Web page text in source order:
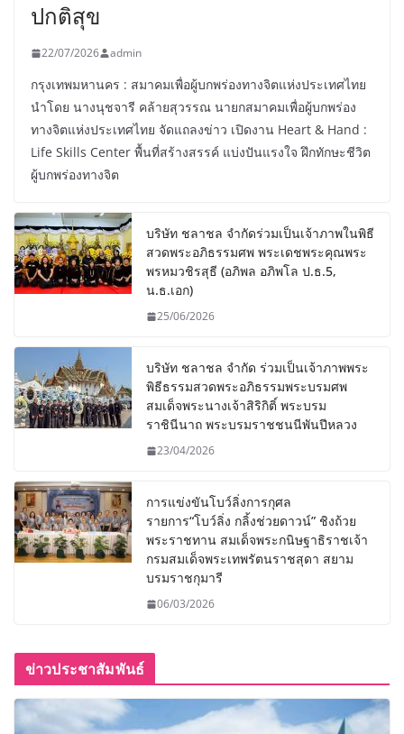
ปกติสุข
22/07/2026 admin
กรุงเทพมหานคร : สมาคมเพื่อผู้บกพร่องทางจิตแห่งประเทศไทย
นำโดย นางนุชจารี คล้ายสุวรรณ นายกสมาคมเพื่อผู้บกพร่อง
ทางจิตแห่งประเทศไทย จัดแถลงข่าว เปิดงาน Heart & Hand :
Life Skills Center พื้นที่สร้างสรรค์ แบ่งปันแรงใจ ฝึกทักษะชีวิต
ผู้บกพร่องทางจิต
บริษัท ชลาชล จำกัดร่วมเป็นเจ้าภาพในพิธี
สวดพระอภิธรรมศพ พระเดชพระคุณพระ
พรหมวชิรสุธี (อภิพล อภิพโล ป.ธ.5,
น.ธ.เอก)
25/06/2026
บริษัท ชลาชล จำกัด ร่วมเป็นเจ้าภาพพระ
พิธีธรรมสวดพระอภิธรรมพระบรมศพ
สมเด็จพระนางเจ้าสิริกิติ์ พระบรม
ราชินีนาถ พระบรมราชชนนีพันปีหลวง
23/04/2026
การแข่งขันโบว์ลิ่งการกุศล
รายการ“โบว์ลิ่ง กลิ้งช่วยดาวน์” ชิงถ้วย
พระราชทาน สมเด็จพระกนิษฐาธิราชเจ้า
กรมสมเด็จพระเทพรัตนราชสุดา สยาม
บรมราชกุมารี
06/03/2026
ข่าวประชาสัมพันธ์